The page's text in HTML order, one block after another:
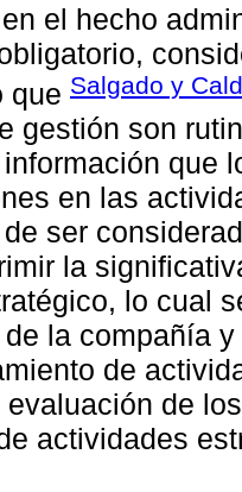
el hecho
que Salgado y
gestión son
que
en las
ser
la
lo cual
la compañía
de
evaluación de
actividades